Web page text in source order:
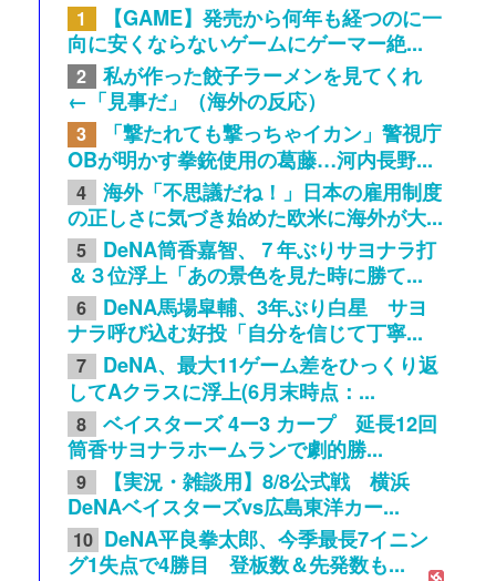
1
【GAME】発売から何年も経つのに一
向に安くならないゲームにゲーマー絶...
2
私が作った餃子ラーメンを見てくれ
←「見事だ」（海外の反応）
3
「撃たれても撃っちゃイカン」警視庁
OBが明かす拳銃使用の葛藤…河内長野...
4
海外「不思議だね！」日本の雇用制度
の正しさに気づき始めた欧米に海外が大...
5
DeNA筒香嘉智、７年ぶりサヨナラ打
＆３位浮上「あの景色を見た時に勝て...
6
DeNA馬場皐輔、3年ぶり白星 サヨ
ナラ呼び込む好投「自分を信じて丁寧...
7
DeNA、最大11ゲーム差をひっくり返
してAクラスに浮上(6月末時点：...
8
ベイスターズ 4ー3 カープ 延長12回
筒香サヨナラホームランで劇的勝...
9
【実況・雑談用】8/8公式戦 横浜
DeNAベイスターズvs広島東洋カー...
10 DeNA平良拳太郎、今季最長7イニン
グ1失点で4勝目 登板数＆先発数も...